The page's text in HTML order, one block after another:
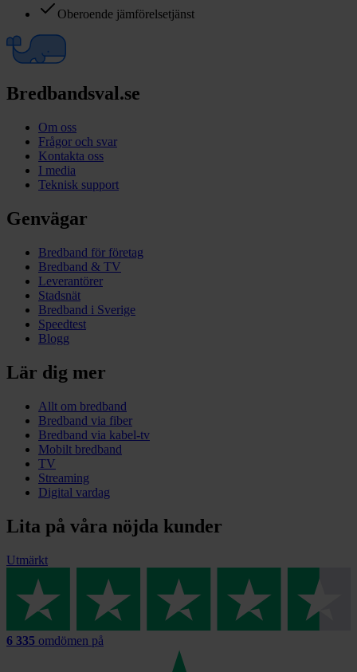
Oberoende jämförelsetjänst
Bredbandsval.se
Om oss
Frågor och svar
Kontakta oss
I media
Teknisk support
Genvägar
Bredband för företag
Bredband & TV
Leverantörer
Stadsnät
Bredband i Sverige
Speedtest
Blogg
Lär dig mer
Allt om bredband
Bredband via fiber
Bredband via kabel-tv
Mobilt bredband
TV
Streaming
Digital vardag
Lita på våra nöjda kunder
Utmärkt
6 335 omdömen på